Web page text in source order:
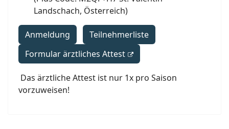
Landschach, Österreich)
Anmeldung
Teilnehmerliste
Formular ärztliches Attest
Das ärztliche Attest ist nur 1x pro Saison
vorzuweisen!